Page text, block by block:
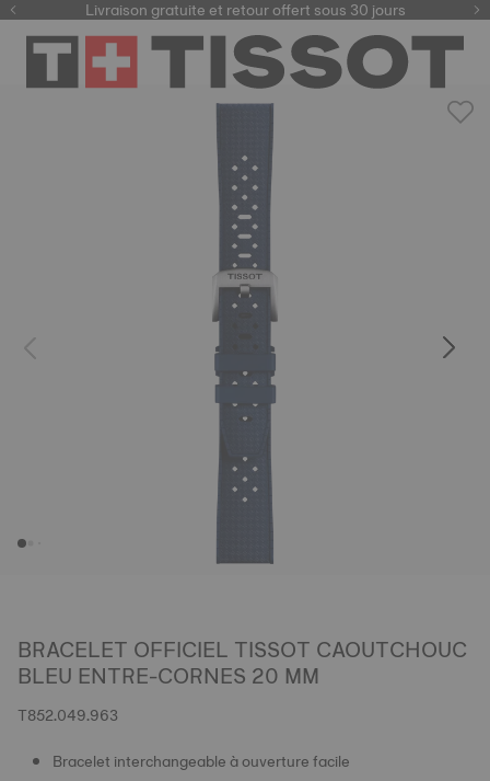
Livraison gratuite et retour offert sous 30 jours
BRACELET OFFICIEL TISSOT CAOUTCHOUC
BLEU ENTRE-CORNES 20 MM
T852.049.963
Bracelet interchangeable à ouverture facile